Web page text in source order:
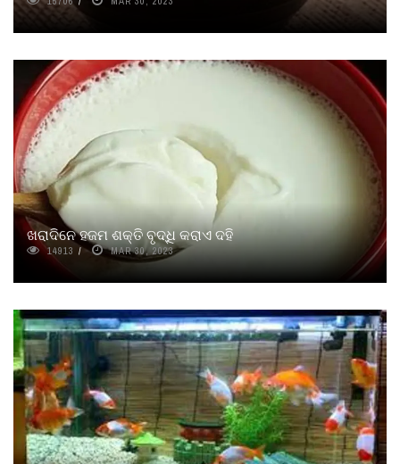
ଖରାଦିନେ ହଜମ ଶକ୍ତି ବୃଦ୍ଧି କରାଏ ଦହି
14913 MAR 30, 2023